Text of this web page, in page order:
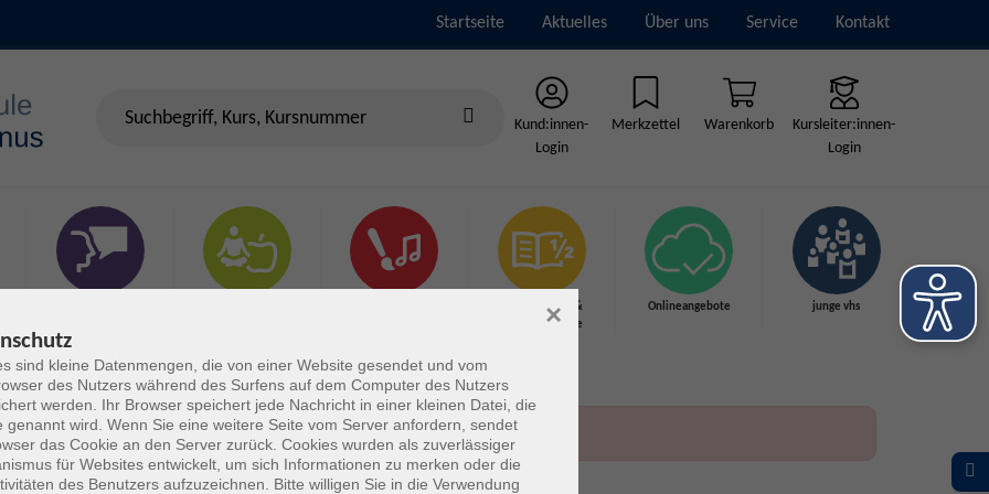
Startseite Aktuelles Über uns Service Kontakt
Kund:innen-
Login
Merkzettel Warenkorb
Kursleiter:innen-
Login
Grundbildung &
Schulabschlüsse
Onlineangebote junge vhs
sind kleine Datenmengen, die von einer Website gesendet und vom
des Nutzers während des Surfens auf dem Computer des Nutzers
werden. Ihr Browser speichert jede Nachricht in einer kleinen Datei, die
genannt wird. Wenn Sie eine weitere Seite vom Server anfordern, sendet
das Cookie an den Server zurück. Cookies wurden als zuverlässiger
für Websites entwickelt, um sich Informationen zu merken oder die
des Benutzers aufzuzeichnen. Bitte willigen Sie in die Verwendung
×